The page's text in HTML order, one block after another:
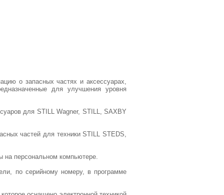
о запасных частях и аксессуарах,
для улучшения уровня
для STILL Wagner, STILL, SAXBY
частей для техники STILL STEDS,
на персональном компьютере.
по серийному номеру, в программе